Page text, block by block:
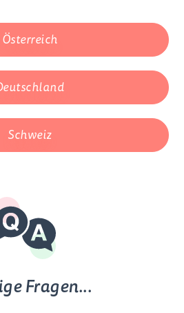
Österreich
Schweiz
Fragen...